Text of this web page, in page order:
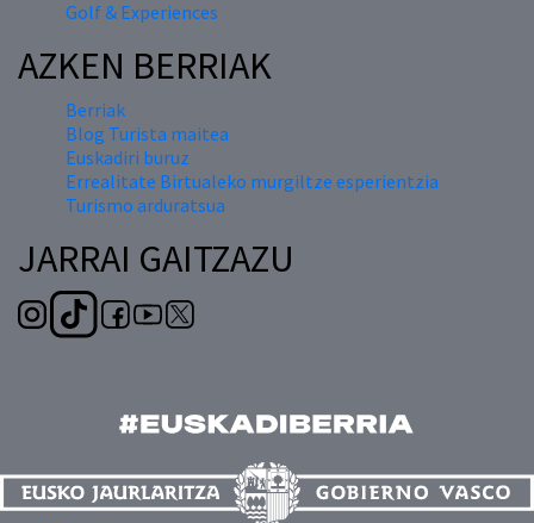
Golf & Experiences
AZKEN BERRIAK
Berriak
Blog Turista maitea
Euskadiri buruz
Errealitate Birtualeko murgiltze esperientzia
Turismo arduratsua
JARRAI GAITZAZU